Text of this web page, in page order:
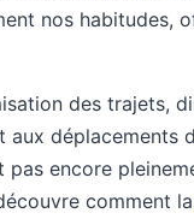
nos habitudes,
des trajets,
aux déplacements
pas encore
comment la